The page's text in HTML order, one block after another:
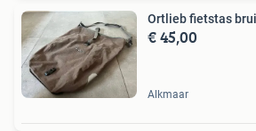
Ortlieb fietstas
€ 45,00
Alkmaar